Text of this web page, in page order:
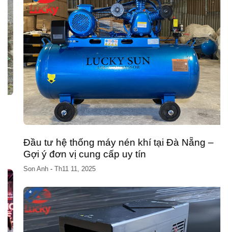
Đầu tư hệ thống máy nén khí tại Đà Nẵng –
Gợi ý đơn vị cung cấp uy tín
Son Anh-Th11 11, 2025